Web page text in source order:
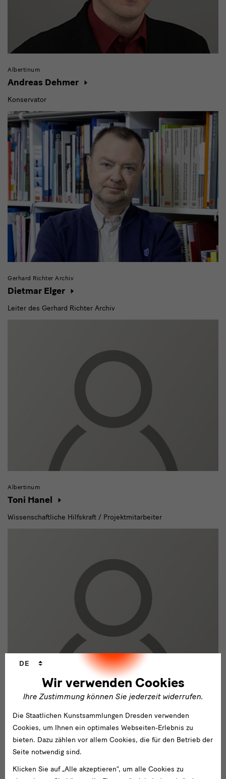
Albertinum
Andreas Dehmer
Konservator
Gerhard Richter Archiv
Dietmar Elger
Leiter des Gerhard Richter Archiv
Albertinum
Toni Hanel
Wissenschaftliche Hilfskraft / Projektmitarbeiter
Gebäudemanagement und Informationstechnik
Leiter der Abteilung Gebäudemanagement und
Informationstechnik
Wir verwenden Cookies
Ihre Zustimmung können Sie jederzeit widerrufen.
DE
Die Staatlichen Kunstsammlungen Dresden verwenden
Cookies, um Ihnen ein optimales Webseiten-Erlebnis zu
bieten. Dazu zählen vor allem Cookies, die für den Betrieb der
Seite notwendig sind.
Klicken Sie auf „Alle akzeptieren“, um alle Cookies zu